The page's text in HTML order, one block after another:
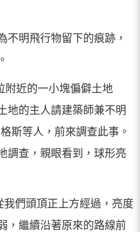
不明飛行物留下的痕跡，
附近的一小塊偏僻土地
地的主人請建築師兼不明
斯等人，前來調查此事。
調查，親眼看到，球形亮
我們頭頂正上方經過，亮度
，繼續沿著原來的路線前